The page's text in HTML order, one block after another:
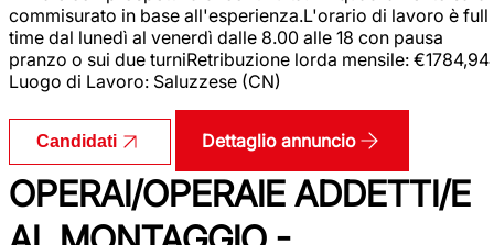
commisurato in base all'esperienza.L'orario di lavoro è full
time dal lunedì al venerdì dalle 8.00 alle 18 con pausa
pranzo o sui due turniRetribuzione lorda mensile: €1784,94
Luogo di Lavoro: Saluzzese (CN)
Candidati Dettaglio annuncio
OPERAI/OPERAIE ADDETTI/E